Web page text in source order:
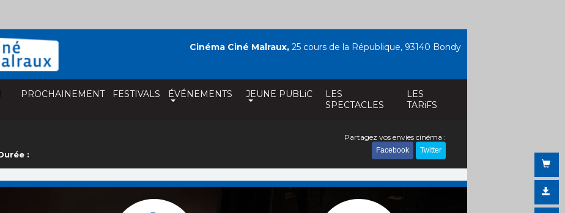
PROCHAINEMENT FESTIVALS ÉVÉNEMENTS JEUNE PUBLiC
LES
SPECTACLES
LES
TARiFS
Cinéma Ciné Malraux, 25 cours de la République, 93140 Bondy
:
Partagez vos envies cinéma :
Facebook Twitter